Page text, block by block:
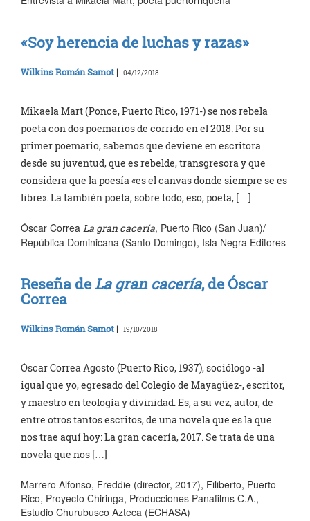
«Soy herencia de luchas y razas»
Wilkins Román Samot | 04/12/2018
Mikaela Mart (Ponce, Puerto Rico, 1971-) se nos rebela
poeta con dos poemarios de corrido en el 2018. Por su
primer poemario, sabemos que deviene en escritora
desde su juventud, que es rebelde, transgresora y que
considera que la poesía «es el canvas donde siempre se es
libre». La también poeta, sobre todo, eso, poeta, […]
Óscar Correa La gran cacería, Puerto Rico (San Juan)/
República Dominicana (Santo Domingo), Isla Negra Editores
Reseña deLa gran cacería, de Óscar
Correa
Wilkins Román Samot | 19/10/2018
Óscar Correa Agosto (Puerto Rico, 1937), sociólogo -al
igual que yo, egresado del Colegio de Mayagüez-, escritor,
y maestro en teología y divinidad. Es, a su vez, autor, de
entre otros tantos escritos, de una novela que es la que
nos trae aquí hoy: La gran cacería, 2017. Se trata de una
novela que nos […]
Marrero Alfonso, Freddie (director, 2017), Filiberto, Puerto
Rico, Proyecto Chiringa, Producciones Panafilms C.A.,
Estudio Churubusco Azteca (ECHASA)